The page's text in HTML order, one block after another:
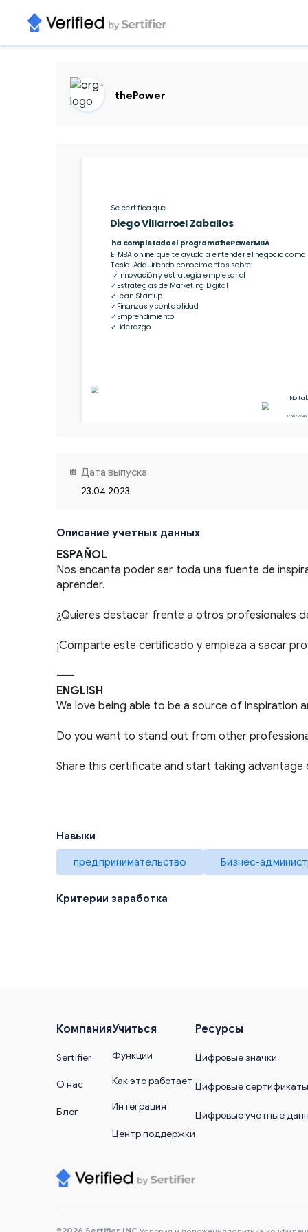
thePower
Se certifica que
Diego Villarroel Zaballos
ha completado el programa:ThePowerMBA
El MBA online que te ayuda a entender el negocio
Tesla. Adquiriendo conocimientos sobre:
✓Estrategias de Marketing Digital
✓Lean Startup
✓Finanzas y contabilidad
✓Emprendimiento
Дата выпуска
23.04.2023
Описание учетных данных
ESPAÑOL
Nos encanta poder ser toda una fuente de
aprender.
¿Quieres destacar frente a otros profesionales
¡Comparte este certificado y empieza a sacar
-----
ENGLISH
We love being able to be a source of inspiration
Do you want to stand out from other
Share this certificate and start taking
Навыки
предпринимательство Бизнес-
Критерии заработка
Компания
Sertifier
О нас
Блог
Учиться
Функции
Как это работает
Интеграция
Центр поддержки
Ресурсы
Цифровые значки
Цифровые сертификаты
Цифровые учетные